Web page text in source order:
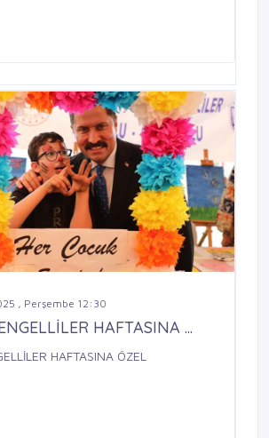
, Perşembe 12:30
HAFTASINA ...
HAFTASINA ÖZEL